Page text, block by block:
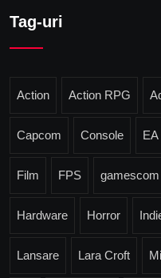
Tag-uri
Action Action RPG
Capcom Console EA
Film FPS gamescom
Hardware Horror
Lansare Lara Croft